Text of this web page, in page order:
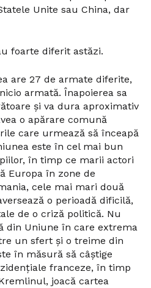
Unite sau China, dar
foarte diferit astăzi.
are 27 de armate diferite,
armată. Înapoierea sa
și va dura aproximativ
o apărare comună
care urmează să înceapă
este în cel mai bun
în timp ce marii actori
Europa în zone de
cele mai mari două
o perioadă dificilă,
de o criză politică. Nu
din Uniune în care extrema
un sfert și o treime din
în măsură să câștige
franceze, în timp
joacă cartea